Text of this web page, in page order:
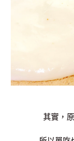
其實，